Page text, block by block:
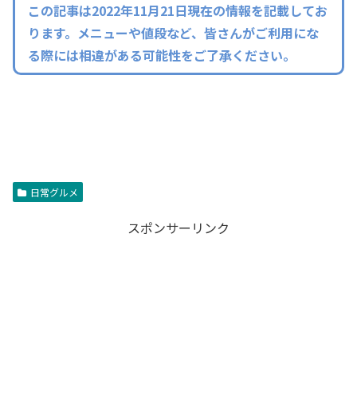
この記事は2022年11月21日現在の情報を記載してお
ります。メニューや値段など、皆さんがご利用にな
る際には相違がある可能性をご了承ください。
日常グルメ
スポンサーリンク